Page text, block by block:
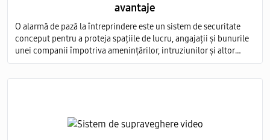
avantaje
O alarmă de pază la întreprindere este un sistem de securitate
conceput pentru a proteja spațiile de lucru, angajații și bunurile
unei companii împotriva amenințărilor, intruziunilor și altor
evenimente nedorite.